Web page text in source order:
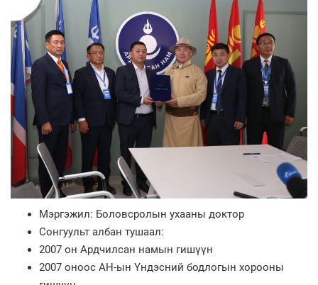
Мэргэжил: Боловсролын ухааны доктор
Сонгуульт албан тушаал:
2007 он Ардчилсан намын гишүүн
2007 оноос АН-ын Үндэсний бодлогын хорооны